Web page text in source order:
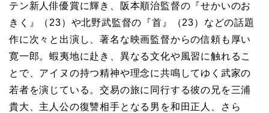
テン新人俳優賞に輝き、阪本順治監督の『せかいのお
きく』（23）や北野武監督の『首』（23）などの話題
作に次々と出演し、著名な映画監督からの信頼も厚い
寛一郎。蝦夷地に赴き、異なる文化や風習に触れるこ
とで、アイヌの持つ精神や理念に共鳴してゆく武家の
若者を演じている。交易の旅に同行する彼の兄を三浦
貴大、主人公の復讐相手となる男を和田正人、さら